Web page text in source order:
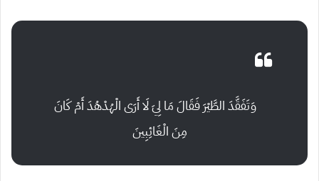
وَتَفَقَّدَ الطَّيْرَ فَقَالَ مَا لِيَ لَا أَرَى الْهُدْهُدَ أَمْ كَانَ
مِنَ الْغَائِبِينَ